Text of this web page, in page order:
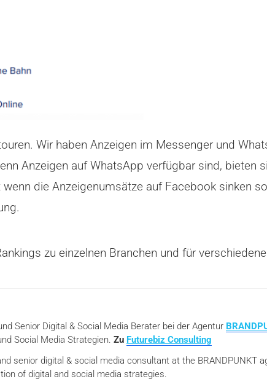
Wir haben Anzeigen im Messenger und
Anzeigen auf WhatsApp verfügbar sind, bieten
die Anzeigenumsätze auf Facebook sinken
zu einzelnen Branchen und für
Senior Digital & Social Media Berater bei der Agentur
Social Media Strategien. Zu Futurebiz Consulting
senior digital & social media consultant at the BRANDPUNKT
of digital and social media strategies.